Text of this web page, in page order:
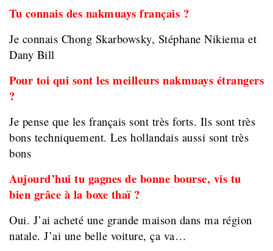
Tu connais des nakmuays français ?
Je connais Chong Skarbowsky, Stéphane Nikiema et
Dany Bill
Pour toi qui sont les meilleurs nakmuays étrangers
?
Je pense que les français sont très forts. Ils sont très
bons techniquement. Les hollandais aussi sont très
bons
Aujourd’hui tu gagnes de bonne bourse, vis tu
bien grâce à la boxe thaï ?
Oui. J’ai acheté une grande maison dans ma région
natale. J’ai une belle voiture, ça va…